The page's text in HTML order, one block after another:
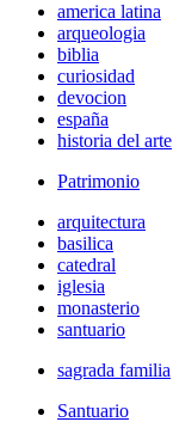
america latina
arqueologia
biblia
curiosidad
devocion
españa
historia del arte
Patrimonio
arquitectura
basilica
catedral
iglesia
monasterio
santuario
sagrada familia
Santuario